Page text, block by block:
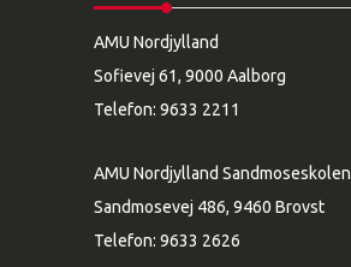
AMU Nordjylland
Sofievej 61, 9000 Aalborg
Telefon: 9633 2211
AMU Nordjylland Sandmoseskolen
Sandmosevej 486, 9460 Brovst
Telefon: 9633 2626